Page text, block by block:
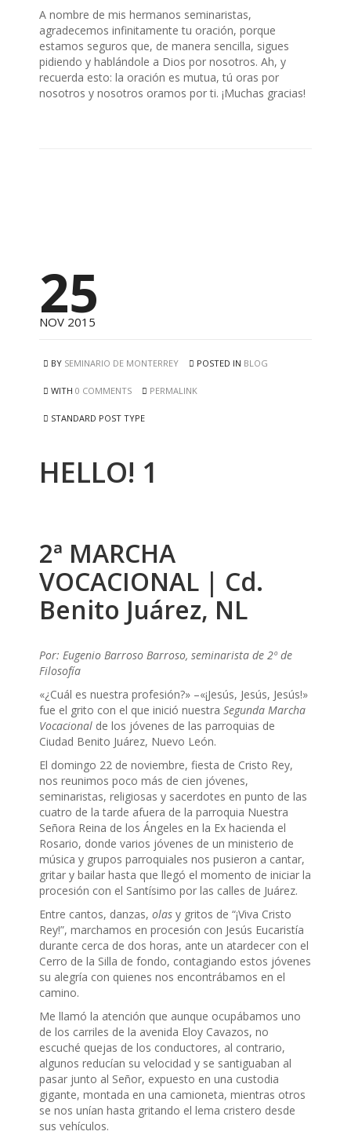
A nombre de mis hermanos seminaristas,
agradecemos infinitamente tu oración, porque
estamos seguros que, de manera sencilla, sigues
pidiendo y hablándole a Dios por nosotros. Ah, y
recuerda esto: la oración es mutua, tú oras por
nosotros y nosotros oramos por ti. ¡Muchas gracias!
25
NOV 2015
BY SEMINARIO DE MONTERREY POSTED IN BLOG
WITH 0 COMMENTS PERMALINK
STANDARD POST TYPE
HELLO! 1
2ª MARCHA
VOCACIONAL | Cd.
Benito Juárez, NL
Por: Eugenio Barroso Barroso, seminarista de 2º de
Filosofía
«¿Cuál es nuestra profesión?» –«¡Jesús, Jesús, Jesús!»
fue el grito con el que inició nuestra Segunda Marcha
Vocacional de los jóvenes de las parroquias de
Ciudad Benito Juárez, Nuevo León.
El domingo 22 de noviembre, fiesta de Cristo Rey,
nos reunimos poco más de cien jóvenes,
seminaristas, religiosas y sacerdotes en punto de las
cuatro de la tarde afuera de la parroquia Nuestra
Señora Reina de los Ángeles en la Ex hacienda el
Rosario, donde varios jóvenes de un ministerio de
música y grupos parroquiales nos pusieron a cantar,
gritar y bailar hasta que llegó el momento de iniciar la
procesión con el Santísimo por las calles de Juárez.
Entre cantos, danzas, olas y gritos de “¡Viva Cristo
Rey!”, marchamos en procesión con Jesús Eucaristía
durante cerca de dos horas, ante un atardecer con el
Cerro de la Silla de fondo, contagiando estos jóvenes
su alegría con quienes nos encontrábamos en el
camino.
Me llamó la atención que aunque ocupábamos uno
de los carriles de la avenida Eloy Cavazos, no
escuché quejas de los conductores, al contrario,
algunos reducían su velocidad y se santiguaban al
pasar junto al Señor, expuesto en una custodia
gigante, montada en una camioneta, mientras otros
se nos unían hasta gritando el lema cristero desde
sus vehículos.